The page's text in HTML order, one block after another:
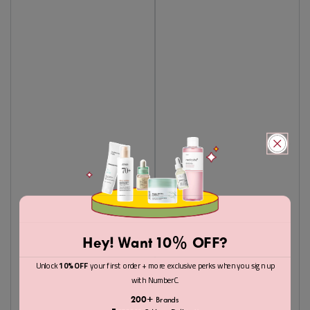
Hey! Want 10% OFF?
Unlock10% OFFyour first order + more exclusive perks when you sign up
with NumberC.
200+ Brands